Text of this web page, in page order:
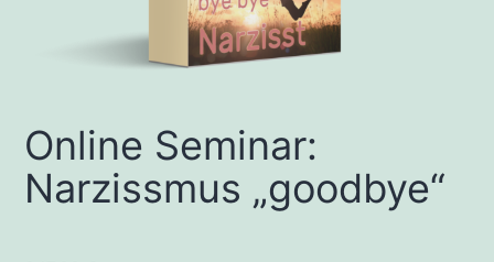
Online Seminar:
Narzissmus „goodbye“